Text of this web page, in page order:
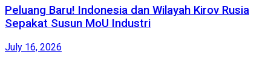
Peluang Baru! Indonesia dan Wilayah Kirov Rusia
Sepakat Susun MoU Industri
July 16, 2026